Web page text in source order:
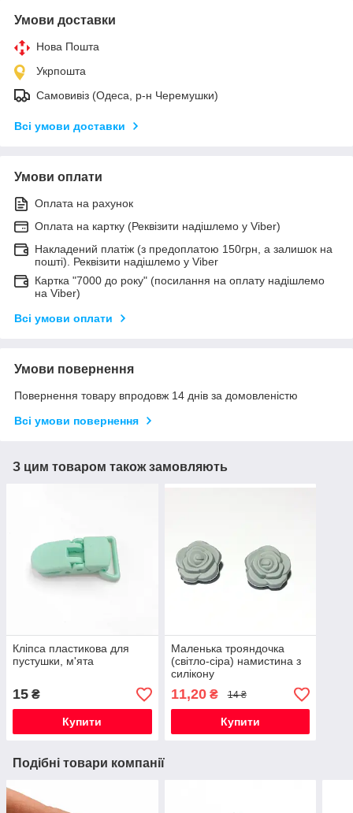
Умови доставки
Нова Пошта
Укрпошта
Самовивіз (Одеса, р-н Черемушки)
Всі умови доставки
Умови оплати
Оплата на рахунок
Оплата на картку (Реквізити надішлемо у Viber)
Накладений платіж (з предоплатою 150грн, а залишок на
пошті). Реквізити надішлемо у Viber
Картка "7000 до року" (посилання на оплату надішлемо
на Viber)
Всі умови оплати
Умови повернення
Повернення товару впродовж 14 днів за домовленістю
Всі умови повернення
З цим товаром також замовляють
Кліпса пластикова для
пустушки, м'ята
15 ₴
Купити
Маленька трояндочка
(світло-сіра) намистина з
силікону
11,20₴ 14 ₴
Купити
Подібні товари компанії